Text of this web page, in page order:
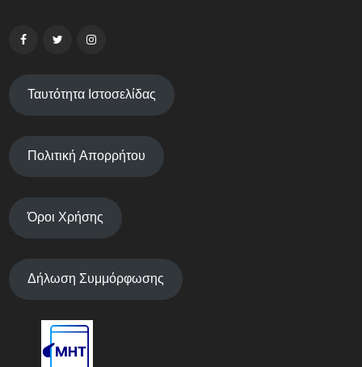
Ταυτότητα Ιστοσελίδας
Πολιτική Απορρήτου
Όροι Χρήσης
Δήλωση Συμμόρφωσης